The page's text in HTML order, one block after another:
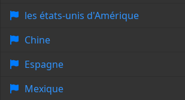
les états-unis d'Amérique
Chine
Espagne
Mexique